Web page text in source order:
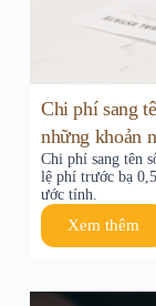
Chi phí sang
những khoản
Chi phí sang tên
lệ phí trước bạ
ước tính.
Xem thêm